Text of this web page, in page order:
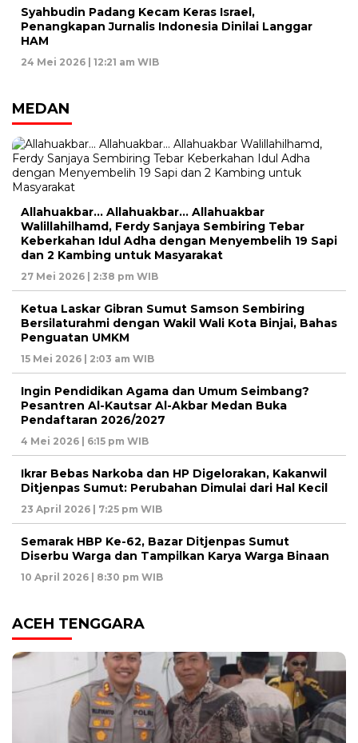
Syahbudin Padang Kecam Keras Israel,
Penangkapan Jurnalis Indonesia Dinilai Langgar
HAM
24 Mei 2026 | 12:21 am WIB
MEDAN
Allahuakbar… Allahuakbar… Allahuakbar
Walillahilhamd, Ferdy Sanjaya Sembiring Tebar
Keberkahan Idul Adha dengan Menyembelih 19 Sapi
dan 2 Kambing untuk Masyarakat
27 Mei 2026 | 2:38 pm WIB
Ketua Laskar Gibran Sumut Samson Sembiring
Bersilaturahmi dengan Wakil Wali Kota Binjai, Bahas
Penguatan UMKM
15 Mei 2026 | 2:03 am WIB
Ingin Pendidikan Agama dan Umum Seimbang?
Pesantren Al-Kautsar Al-Akbar Medan Buka
Pendaftaran 2026/2027
4 Mei 2026 | 6:15 pm WIB
Ikrar Bebas Narkoba dan HP Digelorakan, Kakanwil
Ditjenpas Sumut: Perubahan Dimulai dari Hal Kecil
23 April 2026 | 7:25 pm WIB
Semarak HBP Ke-62, Bazar Ditjenpas Sumut
Diserbu Warga dan Tampilkan Karya Warga Binaan
10 April 2026 | 8:30 pm WIB
ACEH TENGGARA